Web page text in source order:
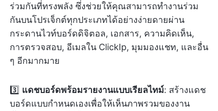
ร่วมกันที่ทรงพลัง ซึ่งช่วยให้คุณสามารถทำงานร่วม
กันบนโปรเจ็กต์ทุกประเภทได้อย่างง่ายดายผ่าน
กระดานไวท์บอร์ดดิจิตอล, เอกสาร, ความคิดเห็น,
การตรวจสอบ, อีเมลใน ClickIp, มุมมองแชท, และอื่น
ๆ อีกมากมาย
3️⃣ แดชบอร์ดพร้อมรายงานแบบเรียลไทม์: สร้างแดช
บอร์ดแบบกำหนดเองเพื่อให้เห็นภาพรวมของงาน